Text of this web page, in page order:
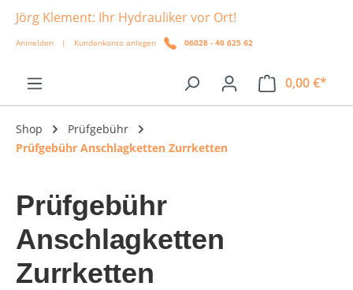
springen
Jörg Klement: Ihr Hydrauliker vor Ort!
Anmelden | Kundenkonto anlegen 06028 - 40 625 62
0,00 €*
Shop
Prüfgebühr
Prüfgebühr Anschlagketten Zurrketten
Prüfgebühr
Anschlagketten
Zurrketten